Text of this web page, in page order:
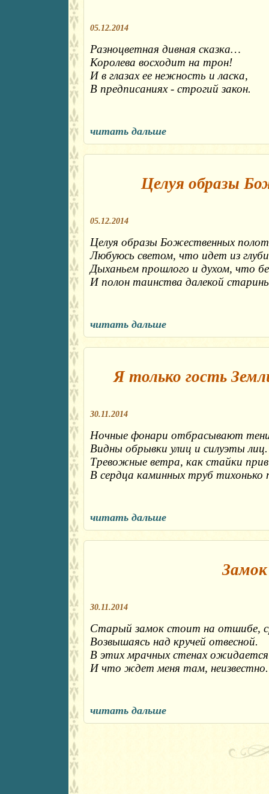
05.12.2014
Разноцветная дивная сказка…
Королева восходит на трон!
И в глазах ее нежность и ласка,
В предписаниях - строгий закон.
читать дальше
Целуя образы
05.12.2014
Целуя образы Божественных
Любуюсь светом, что идет из
Дыханьем прошлого и духом, что
И полон таинства далекой
читать дальше
Я только гость
30.11.2014
Ночные фонари отбрасывают
Видны обрывки улиц и силуэты лиц.
Тревожные ветра, как стайки
В сердца каминных труб тихонько
читать дальше
Замок
30.11.2014
Старый замок стоит на отшибе,
Возвышаясь над кручей отвесной.
В этих мрачных стенах
И что ждет меня там, неизвестно.
читать дальше